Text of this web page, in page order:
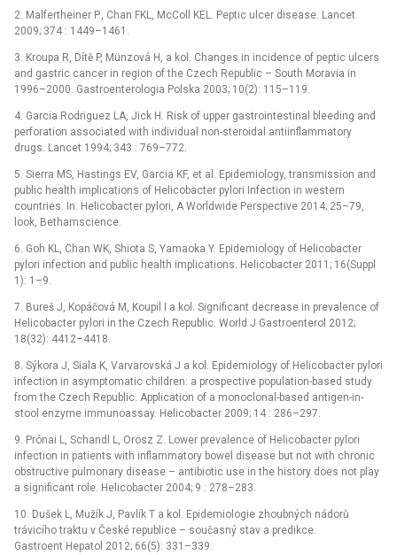
2. Malfertheiner P., Chan FKL, McColl KEL. Peptic ulcer disease. Lancet
2009; 374 : 1449–1461.
3. Kroupa R, Dítě P, Münzová H, a kol. Changes in incidence of peptic ulcers
and gastric cancer in region of the Czech Republic –⁠ South Moravia in
1996–2000. Gastroenterologia Polska 2003; 10(2): 115–119.
4. Garcia Rodriguez LA, Jick H. Risk of upper gastrointestinal bleeding and
perforation associated with individual non-steroidal antiinflammatory
drugs. Lancet 1994; 343 : 769–772.
5. Sierra MS, Hastings EV, Garcia KF, et al. Epidemiology, transmission and
public health implications of Helicobacter pylori Infection in western
countries. In: Helicobacter pylori, A Worldwide Perspective 2014; 25–79,
look, Bethamscience.
6. Goh KL, Chan WK, Shiota S, Yamaoka Y. Epidemiology of Helicobacter
pylori infection and public health implications. Helicobacter 2011; 16(Suppl
1): 1–9.
7. Bureš J, Kopáčová M, Koupil I a kol. Significant decrease in prevalence of
Helicobacter pylori in the Czech Republic. World J Gastroenterol 2012;
18(32): 4412–4418.
8. Sýkora J, Siala K, Varvarovská J a kol. Epidemiology of Helicobacter pylori
infection in asymptomatic children: a prospective population-based study
from the Czech Republic. Application of a monoclonal-based antigen-in-
stool enzyme immunoassay. Helicobacter 2009; 14 : 286–297.
9. Prónai L, Schandl L, Orosz Z. Lower prevalence of Helicobacter pylori
infection in patients with inflammatory bowel disease but not with chronic
obstructive pulmonary disease –⁠ antibiotic use in the history does not play
a significant role. Helicobacter 2004; 9 : 278–283.
10. Dušek L, Mužík J, Pavlík T a kol. Epidemiologie zhoubných nádorů
trávicího traktu v České republice –⁠ současný stav a predikce.
Gastroent Hepatol 2012; 66(5): 331–339.